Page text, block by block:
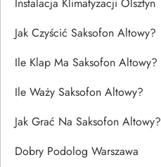
Jak Czyścić Saksofon Altowy?
Ile Klap Ma Saksofon Altowy?
Ile Waży Saksofon Altowy?
Jak Grać Na Saksofon Altowy?
Dobry Podolog Warszawa